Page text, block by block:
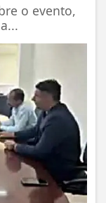
o evento,